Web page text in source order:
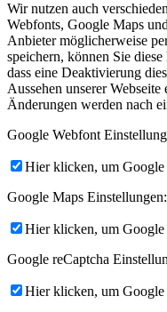
Wir nutzen auch
Webfonts, Google Maps
Anbieter möglicherweise
speichern, können Sie
dass eine Deaktivierung
Aussehen unserer
Änderungen werden nach
Google Webfont
Hier klicken, um Google
Google Maps Einstellungen:
Hier klicken, um
Google reCaptcha
Hier klicken, um Google